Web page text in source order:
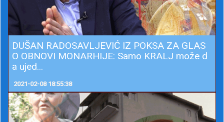
DUŠAN RADOSAVLJEVIĆ IZ POKSA ZA GLAS
O OBNOVI MONARHIJE: Samo KRALJ može d
a ujed...
2021-02-08 18:55:38